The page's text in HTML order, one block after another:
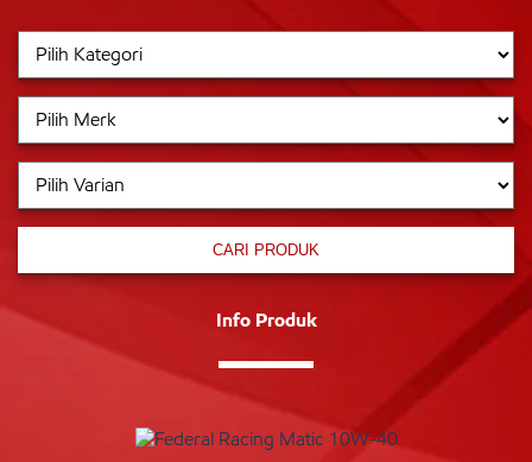
CARI PRODUK
Info Produk